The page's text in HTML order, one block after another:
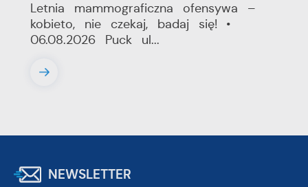
Letnia mammograficzna ofensywa –
kobieto, nie czekaj, badaj się! •
06.08.2026 Puck ul...
NEWSLETTER